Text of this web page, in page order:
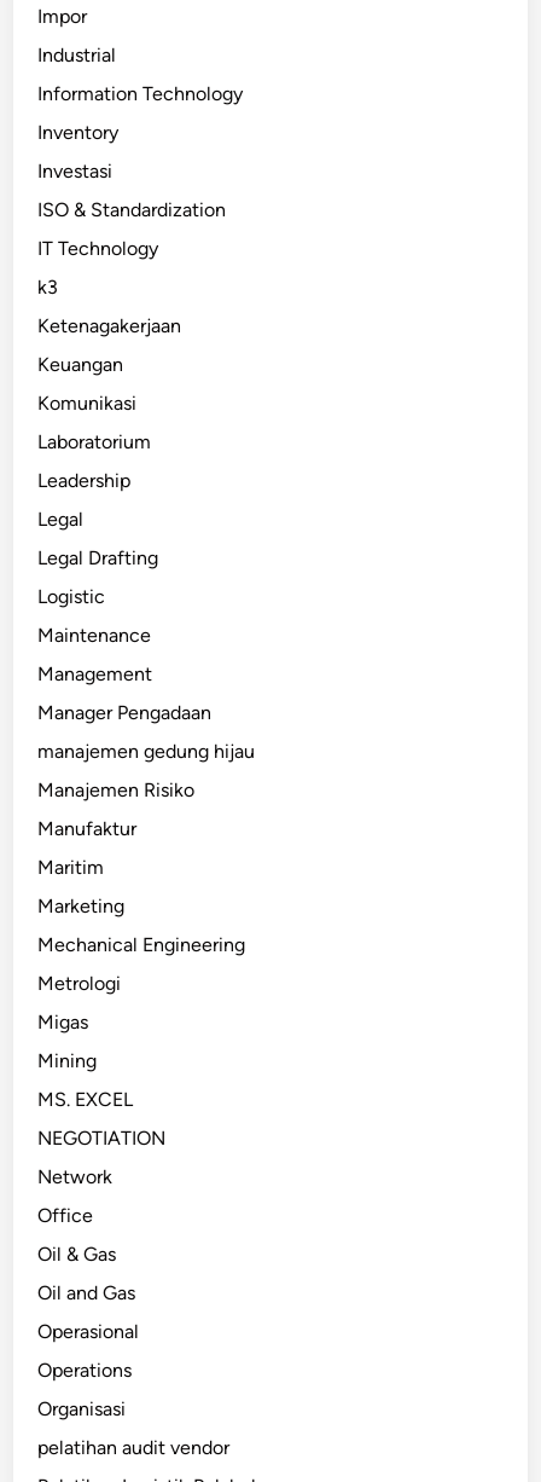
Impor
Industrial
Information Technology
Inventory
Investasi
ISO & Standardization
IT Technology
k3
Ketenagakerjaan
Keuangan
Komunikasi
Laboratorium
Leadership
Legal
Legal Drafting
Logistic
Maintenance
Management
Manager Pengadaan
manajemen gedung hijau
Manajemen Risiko
Manufaktur
Maritim
Marketing
Mechanical Engineering
Metrologi
Migas
Mining
MS. EXCEL
NEGOTIATION
Network
Office
Oil & Gas
Oil and Gas
Operasional
Operations
Organisasi
pelatihan audit vendor